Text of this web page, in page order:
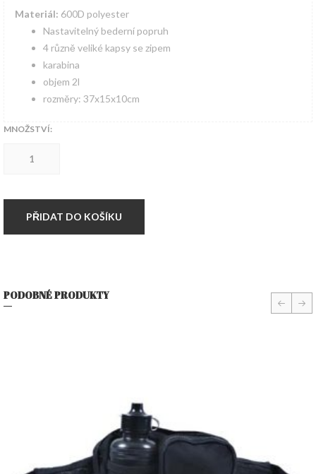
Materiál: 600D polyester
Nastavitelný bederní popruh
4 různě veliké kapsy se zipem
karabina
objem 2l
rozměry: 37x15x10cm
MNOŽSTVÍ:
ledvinka
PŘIDAT DO KOŠÍKU
PODOBNÉ PRODUKTY prev